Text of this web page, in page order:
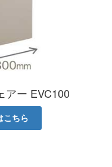
アー EVC100
こちら